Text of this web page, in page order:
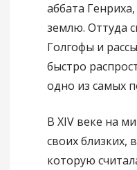
аббата
землю. Оттуда
Голгофы и
быстро
одно из самых
В XIV веке на
своих близких,
которую